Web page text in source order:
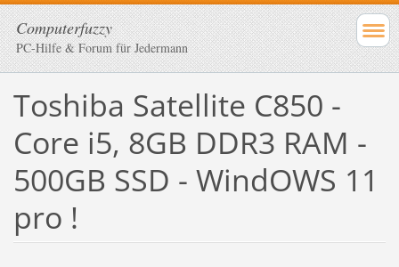
Computerfuzzy
PC-Hilfe & Forum für Jedermann
Toshiba Satellite C850 -
Core i5, 8GB DDR3 RAM -
500GB SSD - WindOWS 11
pro !